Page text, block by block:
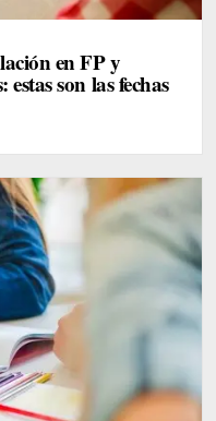
en FP y
son las fechas